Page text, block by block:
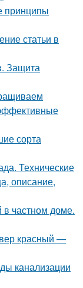
принципы
статьи в
Защита
сорта
Технические
описание,
в частном доме.
красный —
канализации